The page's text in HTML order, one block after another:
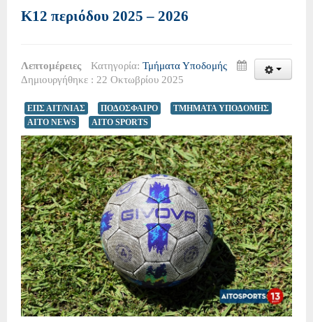
Κ12 περιόδου 2025 – 2026
Λεπτομέρειες Κατηγορία: Τμήματα Υποδομής
Δημιουργήθηκε : 22 Οκτωβρίου 2025
ΕΠΣ ΑΙΤ/ΝΙΑΣ ΠΟΔΟΣΦΑΙΡΟ
ΤΜΗΜΑΤΑ ΥΠΟΔΟΜΗΣ
AITO NEWS
AITO SPORTS